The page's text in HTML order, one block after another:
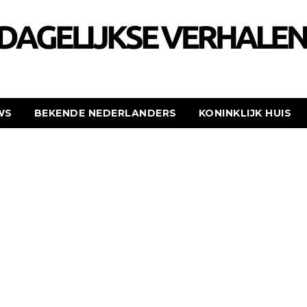
BEKENDE NEDERLANDERS KONINKLIJK HUIS